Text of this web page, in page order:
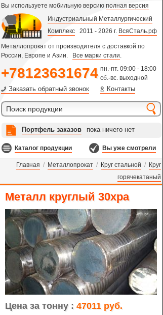
Вы используете мобильную версию полная версия
Индустриальный Металлургический
Комплекс 2011 - 2026 г. ВсяСталь.рф
Металлопрокат от производителя с доставкой по
России, Европе и Азии.
Все марки стали.
+78123631674 пн.-пт. 09:00 - 18:00
сб.-вс. выходной
Заказать обратный звонок Контакты
Портфель заказов пока ничего нет
Каталог продукции Вы уже смотрели
Главная / Металлопрокат / Круг стальной / Круг
горячекатаный
Металл круглый 30хра
Цена за тонну : 47011 руб.